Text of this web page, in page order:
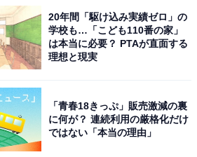
20年間「駆け込み実績ゼロ」の
学校も…「こども110番の家」
は本当に必要？ PTAが直面する
理想と現実
「青春18きっぷ」販売激減の裏
に何が？ 連続利用の厳格化だけ
ではない「本当の理由」